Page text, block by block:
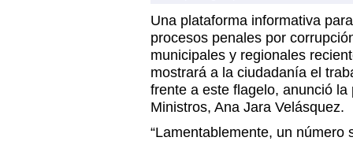
Una plataforma informativa
procesos penales por
municipales y regionales
mostrará a la ciudadanía el
frente a este flagelo, anunció
Ministros, Ana Jara Velásquez.
“Lamentablemente, un